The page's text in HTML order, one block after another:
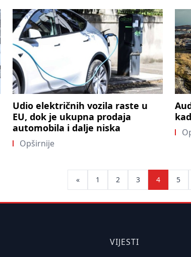
Udio električnih vozila raste u
EU, dok je ukupna prodaja
automobila i dalje niska
Opširnije
pagination
« 1 2 3 4 5
VIJESTI